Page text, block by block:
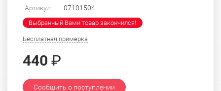
Артикул: 07101504
Выбранный Вами товар закончился!
Бесплатная примерка
440 ₽
Сообщить о поступлении